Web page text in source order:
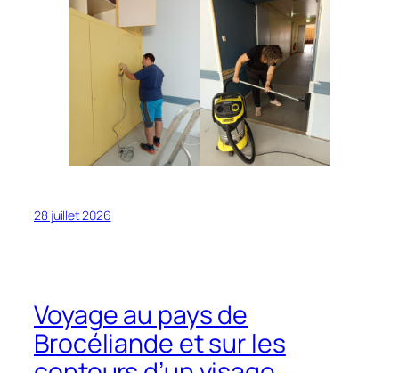
28 juillet 2026
Voyage au pays de
Brocéliande et sur les